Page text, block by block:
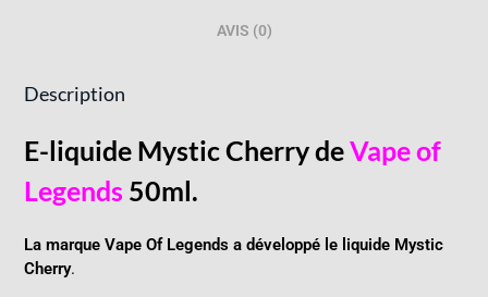
AVIS (0)
Description
E-liquide Mystic Cherry deVape of
Legends 50ml.
La marque Vape Of Legends a développé le liquide Mystic
Cherry.